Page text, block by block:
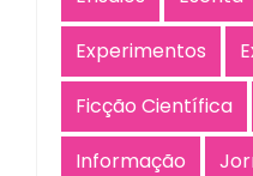
Experimentos
Ficção Científica
Informação